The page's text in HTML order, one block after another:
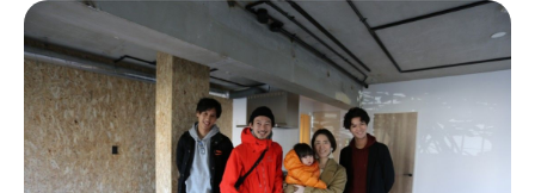
#50㎡以下 #北欧
#土間 #ビフォア・アフター #戸建
#中古物件 #ペット #フルリノベーション
#無垢フローリング #視覚効果 #予算